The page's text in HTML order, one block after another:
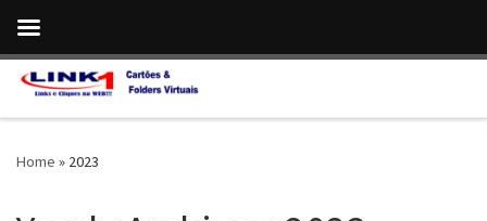
Skip to content
Home » 2023